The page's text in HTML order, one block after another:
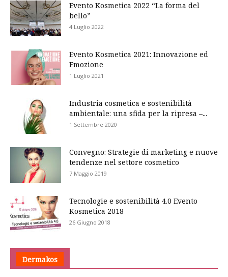
Evento Kosmetica 2022 “La forma del
bello”
4 Luglio 2022
Evento Kosmetica 2021: Innovazione ed
Emozione
1 Luglio 2021
Industria cosmetica e sostenibilità
ambientale: una sfida per la ripresa –...
1 Settembre 2020
Convegno: Strategie di marketing e nuove
tendenze nel settore cosmetico
7 Maggio 2019
Tecnologie e sostenibilità 4.0 Evento
Kosmetica 2018
26 Giugno 2018
Dermakos